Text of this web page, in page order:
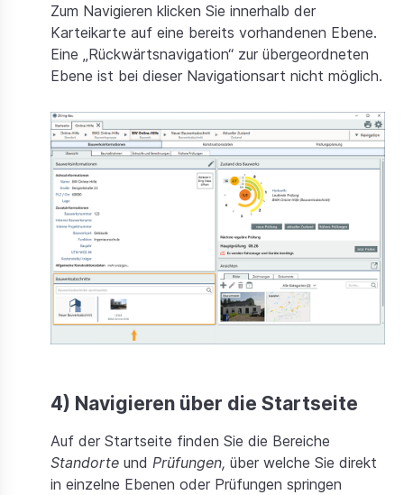
Zum Navigieren klicken Sie innerhalb der
Karteikarte auf eine bereits vorhandenen Ebene.
Eine „Rückwärtsnavigation“ zur übergeordneten
Ebene ist bei dieser Navigationsart nicht möglich.
4) Navigieren über die Startseite
Auf der Startseite finden Sie die Bereiche
Standorte und Prüfungen, über welche Sie direkt
in einzelne Ebenen oder Prüfungen springen